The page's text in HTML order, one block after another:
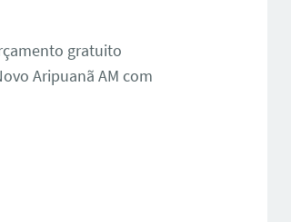
gratuito
Aripuanã AM com